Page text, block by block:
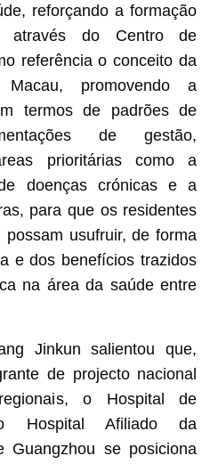
reforçando a formação
através do Centro de
referência o conceito da
promovendo a
termos de padrões de
de gestão,
prioritárias como a
doenças crónicas e a
para que os residentes
usufruir, de forma
e dos benefícios trazidos
na área da saúde entre
Jinkun salientou que,
de projecto nacional
o Hospital de
Hospital Afiliado da
Guangzhou se posiciona